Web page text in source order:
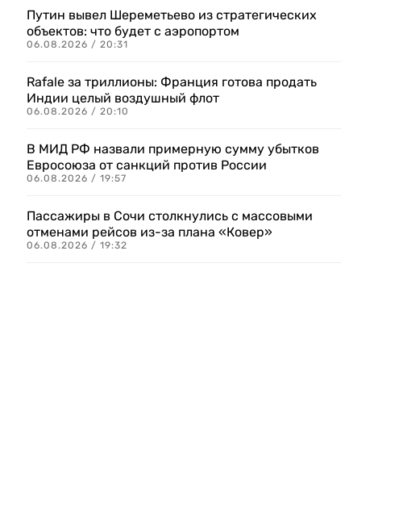
Путин вывел Шереметьево из стратегических
объектов: что будет с аэропортом
06.08.2026 / 20:31
Rafale за триллионы: Франция готова продать
Индии целый воздушный флот
06.08.2026 / 20:10
В МИД РФ назвали примерную сумму убытков
Евросоюза от санкций против России
06.08.2026 / 19:57
Пассажиры в Сочи столкнулись с массовыми
отменами рейсов из-за плана «Ковер»
06.08.2026 / 19:32